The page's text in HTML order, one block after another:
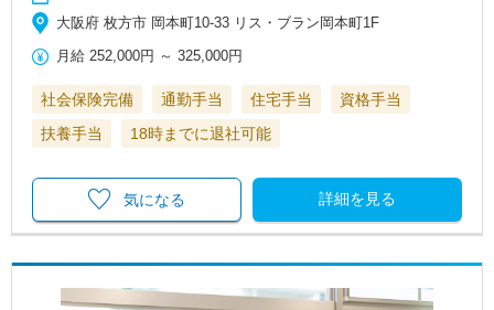
大阪府 枚方市 岡本町10-33 リス・ブラン岡本町1F
月給 252,000円 ～325,000円
社会保険完備 通勤手当 住宅手当
資格手当
扶養手当
18時までに退社可能
詳細を見る
気になる